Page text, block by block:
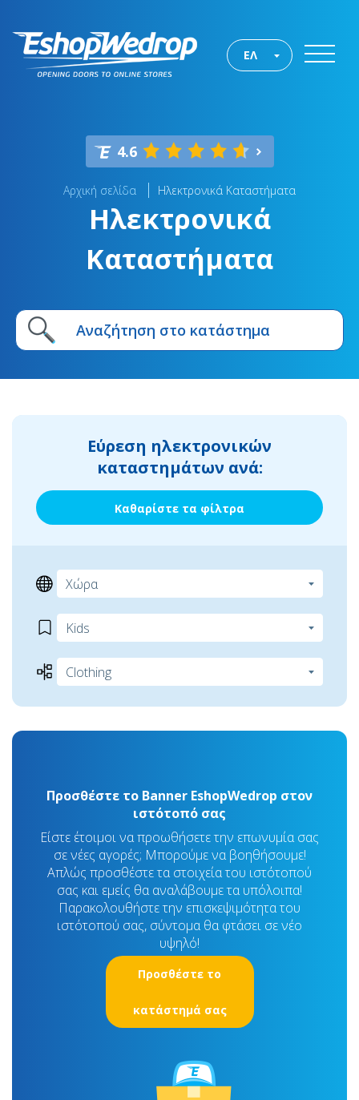
ΕΛ
4.6
Αρχική σελίδα Ηλεκτρονικά Καταστήματα
Ηλεκτρονικά
Καταστήματα
Εύρεση ηλεκτρονικών
καταστημάτων ανά:
Καθαρίστε τα φίλτρα
Προσθέστε το Banner EshopWedrop στον
ιστότοπό σας
Είστε έτοιμοι να προωθήσετε την επωνυμία σας
σε νέες αγορές; Μπορούμε να βοηθήσουμε!
Απλώς προσθέστε τα στοιχεία του ιστότοπού
σας και εμείς θα αναλάβουμε τα υπόλοιπα!
Παρακολουθήστε την επισκεψιμότητα του
ιστότοπού σας, σύντομα θα φτάσει σε νέο
υψηλό!
Προσθέστε το
κατάστημά σας